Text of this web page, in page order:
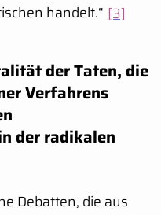
handelt.“ [3]
der Taten, die
Verfahrens
der radikalen
Debatten, die aus